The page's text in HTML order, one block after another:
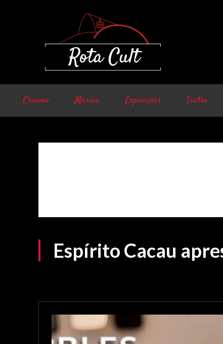
Cinema Música Exposições Teatro
Espírito Cacau